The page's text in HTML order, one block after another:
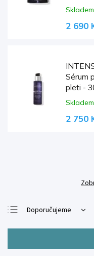
Skladem
2 690
Sérum
pleti -
Skladem
2 750
Doporučujeme
Nejlevnější